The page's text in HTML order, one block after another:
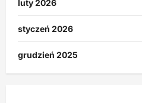
luty 2026
styczeń 2026
grudzień 2025